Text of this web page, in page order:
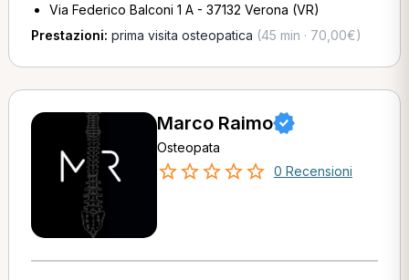
Via Federico Balconi 1 A - 37132 Verona (VR)
Prestazioni: prima visita osteopatica (45 min · 70,00€)
Marco Raimo
Osteopata
0 Recensioni